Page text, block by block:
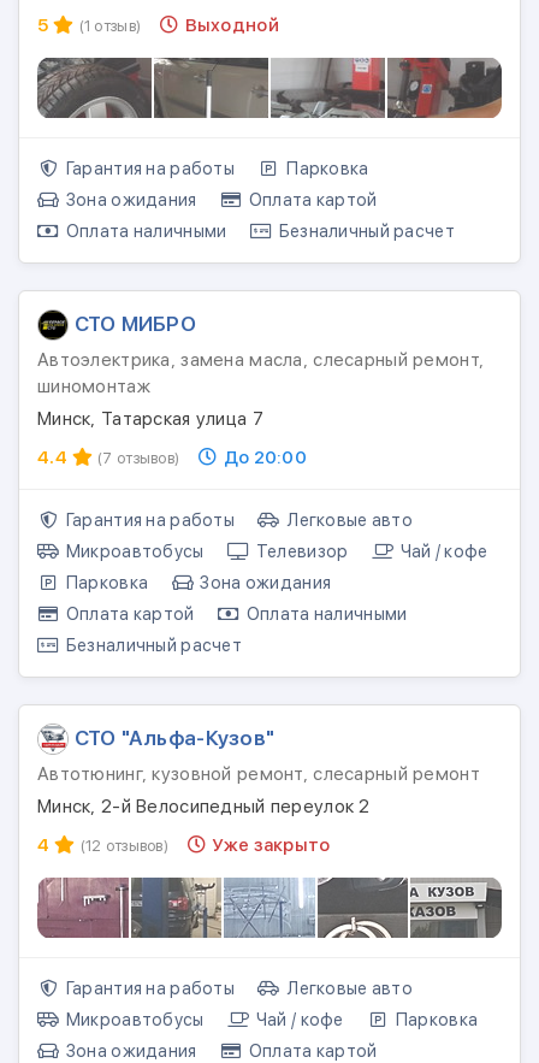
5 (1 отзыв) Выходной
Гарантия на работы
Парковка
Зона ожидания
Оплата картой
Оплата наличными
Безналичный расчет
СТО МИБРО
Автоэлектрика, замена масла, слесарный ремонт,
шиномонтаж
Минск, Татарская улица 7
4.4
(7 отзывов) До 20:00
Гарантия на работы
Легковые авто
Микроавтобусы
Телевизор
Чай / кофе
Парковка
Зона ожидания
Оплата картой
Оплата наличными
Безналичный расчет
СТО "Альфа-Кузов"
Автотюнинг, кузовной ремонт, слесарный ремонт
Минск, 2-й Велосипедный переулок 2
4
(12 отзывов) Уже закрыто
Гарантия на работы
Легковые авто
Микроавтобусы
Чай / кофе
Парковка
Зона ожидания
Оплата картой